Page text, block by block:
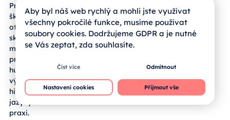
Pro jihočeské
školy se zde
otevírá
skvělá
možnost, jak
propojit
hudební
výchovu,
historii a cizí
jazyky v
praxi.
Aby byl náš web rychlý a mohli jste využívat
všechny pokročilé funkce, musíme používat
soubory cookies. Dodržujeme GDPR a je nutné
se Vás zeptat, zda souhlasíte.
Číst více Odmítnout
Nastavení cookies Přijmout vše